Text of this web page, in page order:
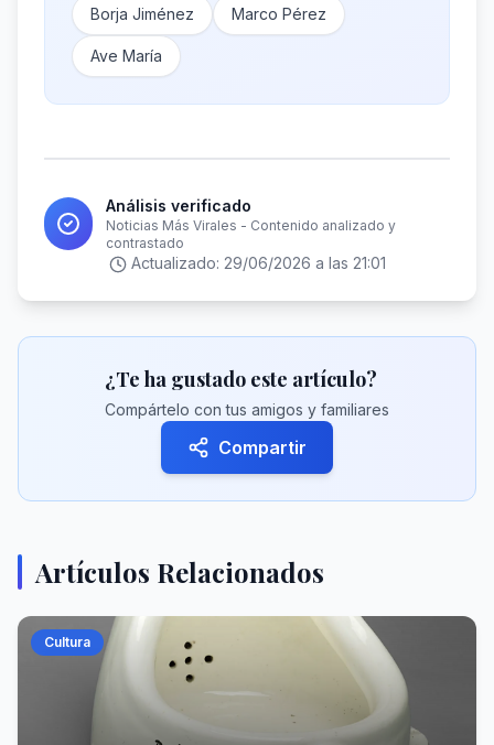
Borja Jiménez Marco Pérez
Ave María
Análisis verificado
Noticias Más Virales - Contenido analizado y
contrastado
Actualizado: 29/06/2026 a las 21:01
¿Te ha gustado este artículo?
Compártelo con tus amigos y familiares
Compartir
Artículos Relacionados
Cultura